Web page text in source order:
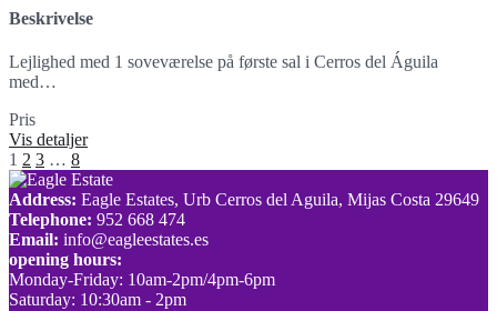
Beskrivelse
Lejlighed med 1 soveværelse på første sal i Cerros del Águila
med…
Pris
Vis detaljer
1 2 3 … 8
Address: Eagle Estates, Urb Cerros del Aguila, Mijas Costa 29649
Telephone: 952 668 474
Email: info@eagleestates.es
opening hours:
Monday-Friday: 10am-2pm/4pm-6pm
Saturday: 10:30am - 2pm